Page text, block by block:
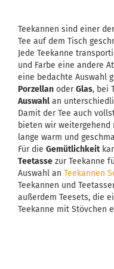
Teekannen sind einer
Tee auf dem Tisch
Jede Teekanne
und Farbe eine andere
eine bedachte Auswahl
Porzellan oderGlas, bei
Auswahl an
Damit der Tee auch
bieten wir weitergehend
lange warm und
Für die Gemütlichkeit
Teetasse zur Teekanne
Auswahl an Teekannen
Teekannen und
außerdem Teesets, die
Teekanne mit Stövchen